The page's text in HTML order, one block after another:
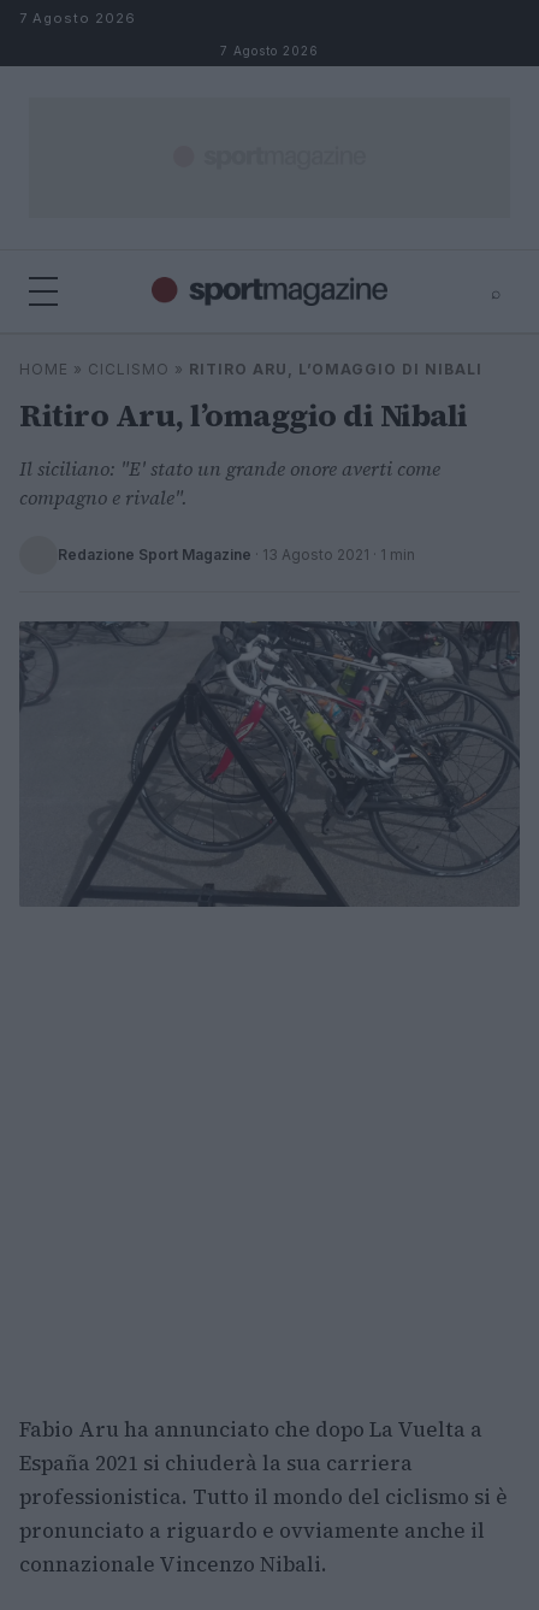
Salta al contenuto
7 Agosto 2026
7 Agosto 2026
⌕
Cerca
⌕
HOME » CICLISMO » RITIRO ARU, L’OMAGGIO DI NIBALI
Ritiro Aru, l’omaggio di Nibali
Il siciliano: "E' stato un grande onore averti come
compagno e rivale".
Redazione Sport Magazine · 13 Agosto 2021 · 1 min
Fabio Aru ha annunciato che dopo La Vuelta a
España 2021 si chiuderà la sua carriera
professionistica. Tutto il mondo del ciclismo si è
pronunciato a riguardo e ovviamente anche il
connazionale Vincenzo Nibali.